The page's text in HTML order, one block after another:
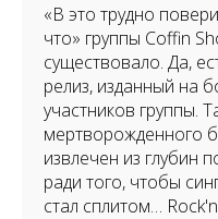
«В это трудно
что» группы Coffin
существовало. Да,
релиз, изданный на
участников группы.
мертворожденного
извлечен из глубин
ради того, чтобы
стал сплитом…